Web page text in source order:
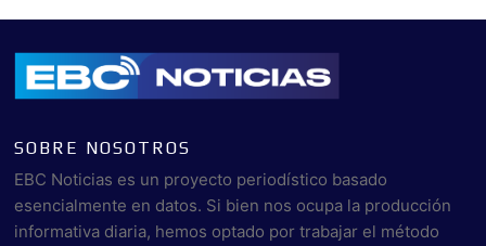
SOBRE NOSOTROS
EBC Noticias es un proyecto periodístico basado
esencialmente en datos. Si bien nos ocupa la producción
informativa diaria, hemos optado por trabajar el método